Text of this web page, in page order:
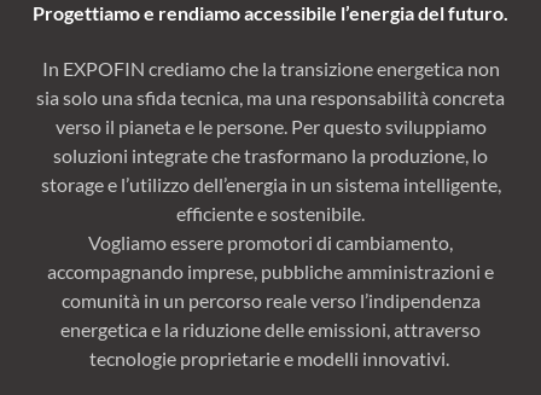
Progettiamo e rendiamo accessibile l’energia del futuro.
In EXPOFIN crediamo che la transizione energetica non
sia solo una sfida tecnica, ma una responsabilità concreta
verso il pianeta e le persone. Per questo sviluppiamo
soluzioni integrate che trasformano la produzione, lo
storage e l’utilizzo dell’energia in un sistema intelligente,
efficiente e sostenibile.
Vogliamo essere promotori di cambiamento,
accompagnando imprese, pubbliche amministrazioni e
comunità in un percorso reale verso l’indipendenza
energetica e la riduzione delle emissioni, attraverso
tecnologie proprietarie e modelli innovativi.